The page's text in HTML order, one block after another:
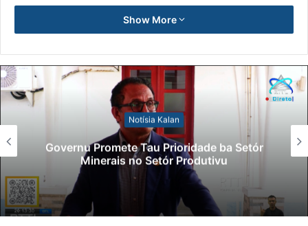
Show More
Notísia Kalan
Governu Promete Tau Prioridade ba Setór
Minerais no Setór Produtivu